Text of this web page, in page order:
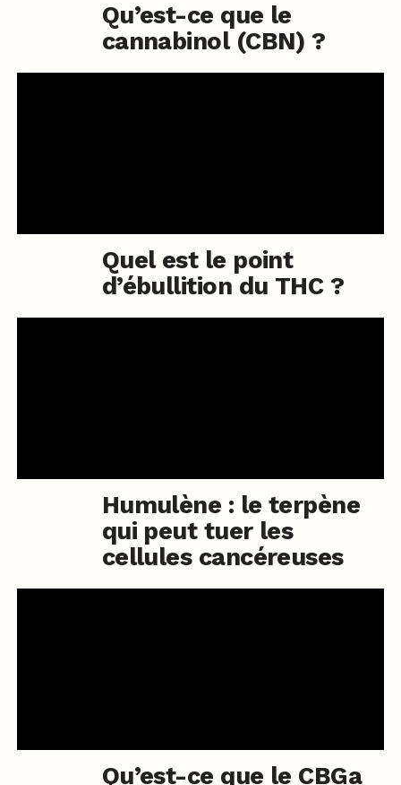
Qu’est-ce que le
cannabinol (CBN) ?
Quel est le point
d’ébullition du THC ?
Humulène : le terpène
qui peut tuer les
cellules cancéreuses
Qu’est-ce que le CBGa